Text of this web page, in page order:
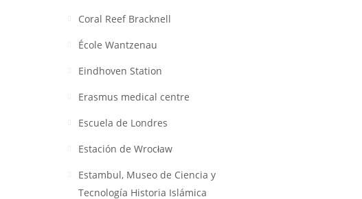
Coral Reef Bracknell
École Wantzenau
Eindhoven Station
Erasmus medical centre
Escuela de Londres
Estación de Wrocław
Estambul, Museo de Ciencia y
Tecnología Historia Islámica